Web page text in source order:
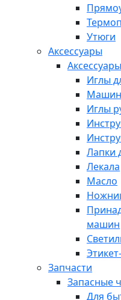
Утюги
Аксессуары
Иглы
Иглы
Лапки
Лекала
Масло
машин
Запчасти
Запасные
Для